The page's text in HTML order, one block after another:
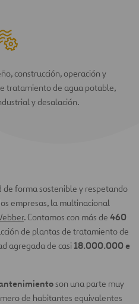
construcción, operación y
tratamiento de agua potable,
y desalación.
forma sostenible y respetando
empresas, la multinacional
. Contamos con más de 460
de plantas de tratamiento de
agregada de casi 18.000.000 e
son una parte muy
de habitantes equivalentes